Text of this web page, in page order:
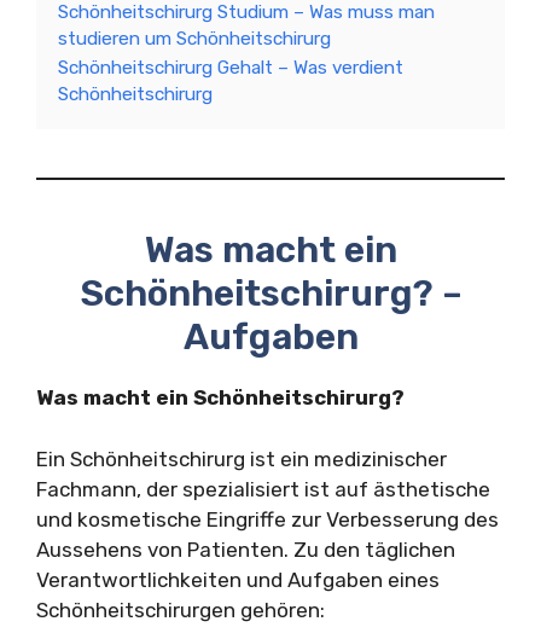
Schönheitschirurg Studium – Was muss man
studieren um Schönheitschirurg
Schönheitschirurg Gehalt – Was verdient
Schönheitschirurg
Was macht ein
Schönheitschirurg? –
Aufgaben
Was macht ein Schönheitschirurg?
Ein Schönheitschirurg ist ein medizinischer
Fachmann, der spezialisiert ist auf ästhetische
und kosmetische Eingriffe zur Verbesserung des
Aussehens von Patienten. Zu den täglichen
Verantwortlichkeiten und Aufgaben eines
Schönheitschirurgen gehören: